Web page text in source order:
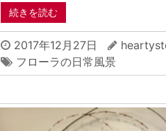
続きを読む
2017年12月27日
フローラの日常風景